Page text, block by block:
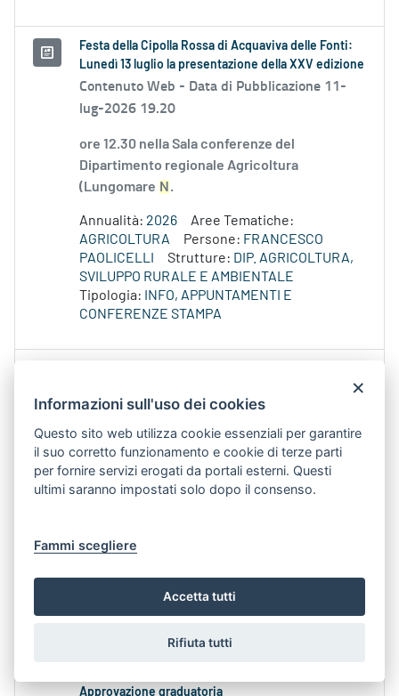
Festa della Cipolla Rossa di Acquaviva delle Fonti:
Lunedì 13 luglio la presentazione della XXV edizione
Contenuto Web - Data di Pubblicazione 11-
lug-2026 19.20
ore 12.30 nella Sala conferenze del
Dipartimento regionale Agricoltura
(Lungomare N .
Annualità: 2026
Aree Tematiche:
AGRICOLTURA
Persone: FRANCESCO
PAOLICELLI
Strutture: DIP. AGRICOLTURA,
SVILUPPO RURALE E AMBIENTALE
Tipologia:
INFO, APPUNTAMENTI E
CONFERENZE STAMPA
graduatoria
Contenuto Web -Data di Pubblicazione 4-ago-
2026 12.54
DET_466_7_7_2026.pdf
AGRICOLTURA
Argomenti:FORESTE
CACCIA PESCA E BIODIVERSITÀ
Approvazione graduatoria
×
Informazioni sull'uso dei cookies
Questo sito web utilizza cookie essenziali per garantire
il suo corretto funzionamento e cookie di terze parti
per fornire servizi erogati da portali esterni. Questi
ultimi saranno impostati solo dopo il consenso.
Fammi scegliere
Accetta tutti
Rifiuta tutti